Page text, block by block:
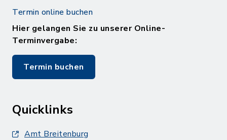
Termin online buchen
Hier gelangen Sie zu unserer Online-
Terminvergabe:
Termin buchen
Quicklinks
Amt Breitenburg